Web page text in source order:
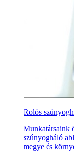
Rolós
Munkatársaink
szúnyogháló
megye és